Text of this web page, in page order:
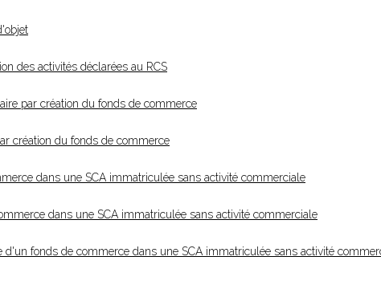
des activités déclarées au RCS
par création du fonds de commerce
création du fonds de commerce
dans une SCA immatriculée sans activité commerciale
dans une SCA immatriculée sans activité commerciale
d'un fonds de commerce dans une SCA immatriculée sans activité